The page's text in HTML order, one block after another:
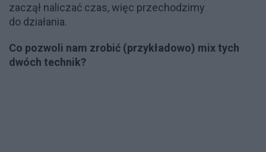
zaczął naliczać czas, więc przechodzimy
do działania.
Co pozwoli nam zrobić (przykładowo) mix tych
dwóch technik?